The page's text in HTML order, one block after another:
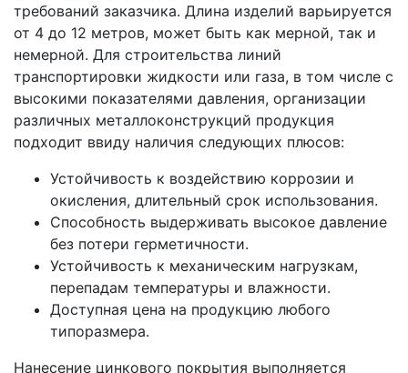
требований заказчика. Длина изделий варьируется
от 4 до 12 метров, может быть как мерной, так и
немерной. Для строительства линий
транспортировки жидкости или газа, в том числе с
высокими показателями давления, организации
различных металлоконструкций продукция
подходит ввиду наличия следующих плюсов:
Устойчивость к воздействию коррозии и
окисления, длительный срок использования.
Способность выдерживать высокое давление
без потери герметичности.
Устойчивость к механическим нагрузкам,
перепадам температуры и влажности.
Доступная цена на продукцию любого
типоразмера.
Нанесение цинкового покрытия выполняется